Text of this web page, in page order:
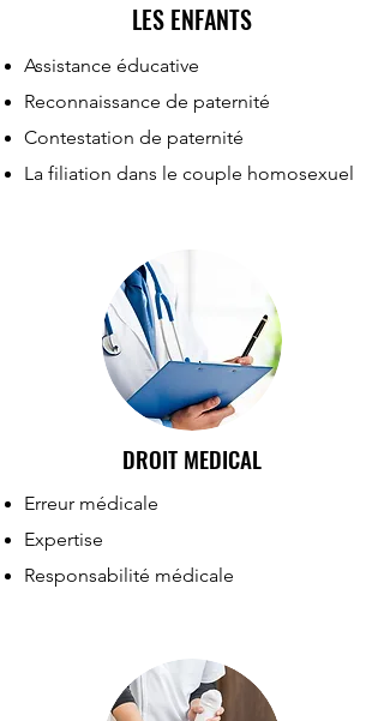
LES ENFANTS
Assistance éducative
Reconnaissance de paternité
Contestation de paternité
La filiation dans le couple homosexuel
DROIT MEDICAL
Erreur médicale
Expertise
Responsabilité médicale